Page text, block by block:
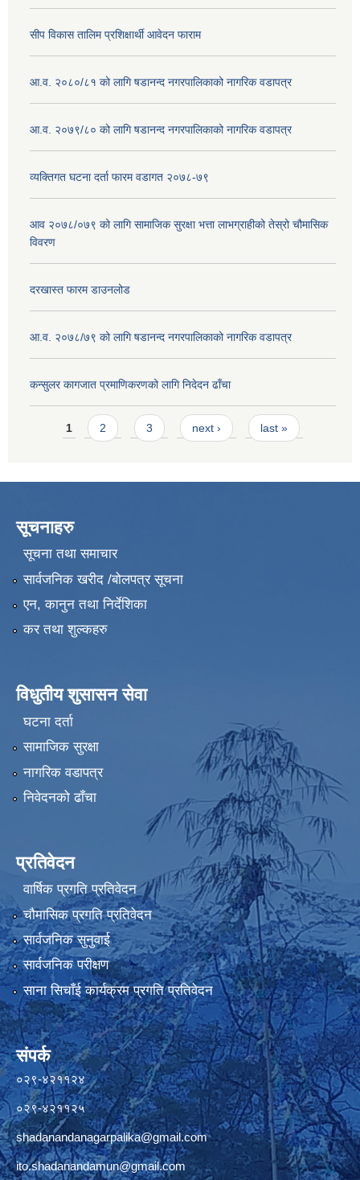
सीप विकास तालिम प्रशिक्षार्थी आवेदन फाराम
आ.व. २०८०/८१ को लागि षडानन्द नगरपालिकाको नागरिक वडापत्र
आ.व. २०७९/८० को लागि षडानन्द नगरपालिकाको नागरिक वडापत्र
व्यक्तिगत घटना दर्ता फारम वडागत २०७८-७९
आव २०७८/०७९ को लागि सामाजिक सुरक्षा भत्ता लाभग्राहीको तेस्रो चौमासिक
विवरण
दरखास्त फारम डाउनलोड
आ.व. २०७८/७९ को लागि षडानन्द नगरपालिकाको नागरिक वडापत्र
कन्सुलर कागजात प्रमाणिकरणको लागि निदेदन ढाँचा
Pages
1 2 3 next › last »
सूचनाहरु
सूचना तथा समाचार
सार्वजनिक खरीद /बोलपत्र सूचना
एन, कानुन तथा निर्देशिका
कर तथा शुल्कहरु
विधुतीय शुसासन सेवा
घटना दर्ता
सामाजिक सुरक्षा
नागरिक वडापत्र
निवेदनको ढाँचा
प्रतिवेदन
वार्षिक प्रगति प्रतिवेदन
चौमासिक प्रगति प्रतिवेदन
सार्वजनिक सुनुवाई
सार्वजनिक परीक्षण
साना सिचाँई कार्यक्रम प्रगति प्रतिवेदन
संपर्क
०२९-४२११२४
०२९-४२११२५
shadanandanagarpalika@gmail.com
ito.shadanandamun@gmail.com